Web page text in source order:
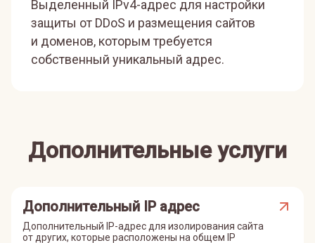
Выделенный IPv4-адрес для настройки
защиты от DDoS и размещения сайтов
и доменов, которым требуется
собственный уникальный адрес.
Дополнительные услуги
Дополнительный IP адрес
Дополнительный IP-адрес для изолирования сайта
от других, которые расположены на общем IP